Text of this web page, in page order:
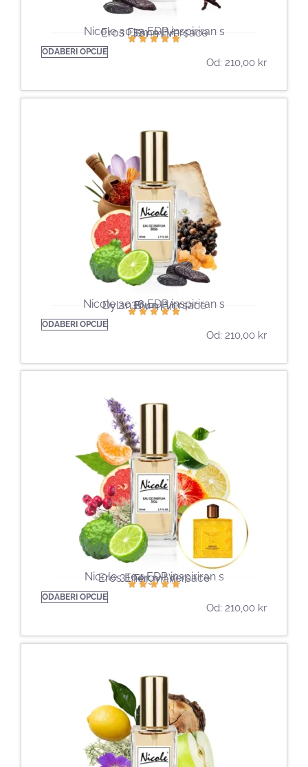
Nicole 3033 EDP inspiriran s
Eros Flame | Versace
För män
ODABERI OPCIJE
Od: 210,00 kr
Nicole 3036 EDP inspiriran s
Dylan Blue | Versace
För män
ODABERI OPCIJE
Od: 210,00 kr
Nicole 3104 EDP inspiriran s
Eros Energy | Versace
För män
ODABERI OPCIJE
Od: 210,00 kr